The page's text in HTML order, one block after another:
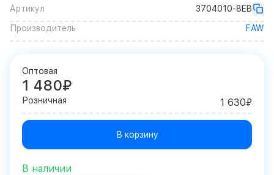
Артикул
3704010-8EB
Производитель
FAW
Оптовая
1 480₽
Розничная 1 630₽
В корзину
В наличии